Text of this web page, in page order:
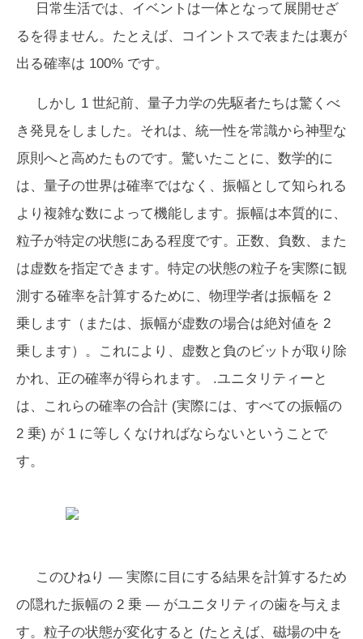
日常生活では、イベントは一体となって展開せざ
るを得ません。たとえば、コイントスで表または裏が
出る確率は 100% です。
しかし 1 世紀前、量子力学の先駆者たちは驚くべ
き発見をしました。それは、統一性を常識から神聖な
原則へと高めたものです。驚いたことに、数学的に
は、量子の世界は確率ではなく、振幅として知られる
より複雑な数によって機能します。振幅は本質的に、
粒子が特定の状態にある程度です。正数、負数、また
は虚数を指定できます。特定の状態の粒子を実際に観
測する確率を計算するために、物理学者は振幅を 2 ​​
乗します（または、振幅が虚数の場合は絶対値を 2
乗します）。これにより、虚数と負のビットが取り除
かれ、正の確率が得られます。 .ユニタリティーと
は、これらの確率の合計 (実際には、すべての振幅の
2 乗) が 1 に等しくなければならないということで
す。
このひねり — 実際に目にする結果を計算するため
の隠れた振幅の 2 乗 — がユニタリティの歯を与えま
す。粒子の状態が変化すると (たとえば、磁場の中を